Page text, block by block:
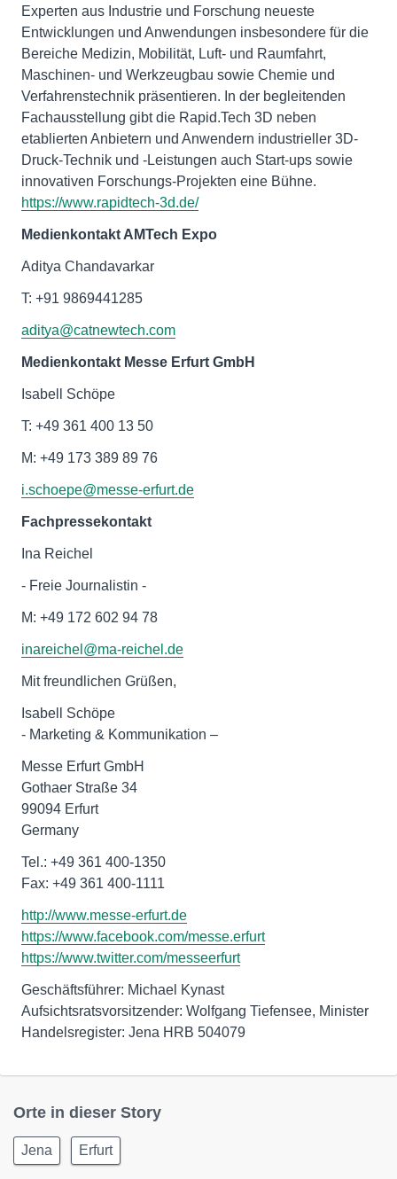
Experten aus Industrie und Forschung neueste
Entwicklungen und Anwendungen insbesondere für die
Bereiche Medizin, Mobilität, Luft- und Raumfahrt,
Maschinen- und Werkzeugbau sowie Chemie und
Verfahrenstechnik präsentieren. In der begleitenden
Fachausstellung gibt die Rapid.Tech 3D neben
etablierten Anbietern und Anwendern industrieller 3D-
Druck-Technik und -Leistungen auch Start-ups sowie
innovativen Forschungs-Projekten eine Bühne.
https://www.rapidtech-3d.de/
Medienkontakt AMTech Expo
Aditya Chandavarkar
T: +91 9869441285
aditya@catnewtech.com
Medienkontakt Messe Erfurt GmbH
Isabell Schöpe
T: +49 361 400 13 50
M: +49 173 389 89 76
i.schoepe@messe-erfurt.de
Fachpressekontakt
Ina Reichel
- Freie Journalistin -
M: +49 172 602 94 78
inareichel@ma-reichel.de
Mit freundlichen Grüßen,
Isabell Schöpe
- Marketing & Kommunikation –
Messe Erfurt GmbH
Gothaer Straße 34
99094 Erfurt
Germany
Tel.: +49 361 400-1350
Fax: +49 361 400-1111
http://www.messe-erfurt.de
https://www.facebook.com/messe.erfurt
https://www.twitter.com/messeerfurt
Geschäftsführer: Michael Kynast
Aufsichtsratsvorsitzender: Wolfgang Tiefensee, Minister
Handelsregister: Jena HRB 504079
Orte in dieser Story
Jena Erfurt